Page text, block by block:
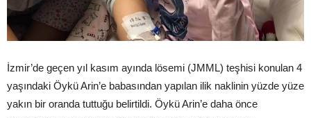
İzmir’de geçen yıl kasım ayında lösemi (JMML) teşhisi konulan 4
yaşındaki Öykü Arin’e babasından yapılan ilik naklinin yüzde yüze
yakın bir oranda tuttuğu belirtildi. Öykü Arin’e daha önce